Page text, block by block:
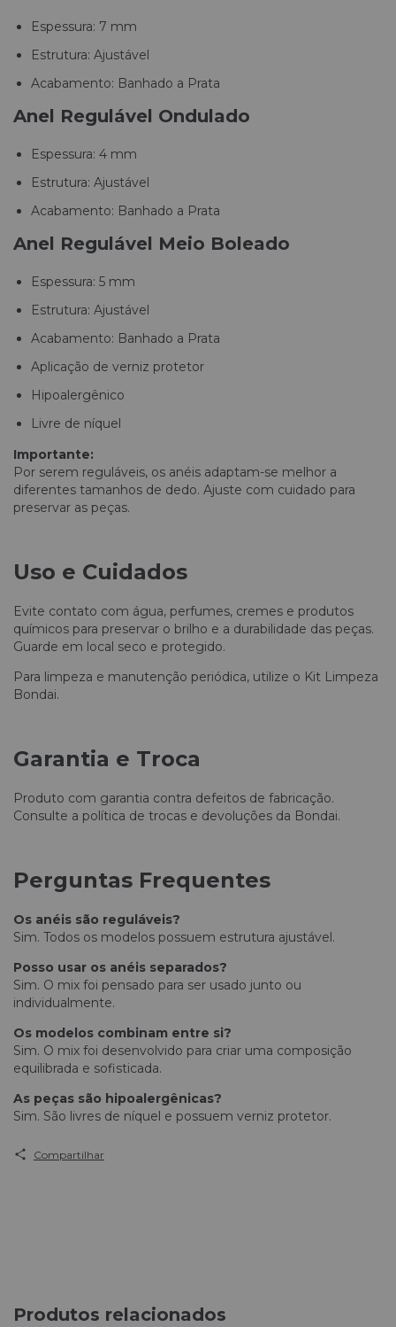
Espessura: 7 mm
Estrutura: Ajustável
Acabamento: Banhado a Prata
Anel Regulável Ondulado
Espessura: 4 mm
Estrutura: Ajustável
Acabamento: Banhado a Prata
Anel Regulável Meio Boleado
Espessura: 5 mm
Estrutura: Ajustável
Acabamento: Banhado a Prata
Aplicação de verniz protetor
Hipoalergênico
Livre de níquel
Importante:
Por serem reguláveis, os anéis adaptam-se melhor a
diferentes tamanhos de dedo. Ajuste com cuidado para
preservar as peças.
Uso e Cuidados
Evite contato com água, perfumes, cremes e produtos
químicos para preservar o brilho e a durabilidade das peças.
Guarde em local seco e protegido.
Para limpeza e manutenção periódica, utilize o Kit Limpeza
Bondai.
Garantia e Troca
Produto com garantia contra defeitos de fabricação.
Consulte a política de trocas e devoluções da Bondai.
Perguntas Frequentes
Os anéis são reguláveis?
Sim. Todos os modelos possuem estrutura ajustável.
Posso usar os anéis separados?
Sim. O mix foi pensado para ser usado junto ou
individualmente.
Os modelos combinam entre si?
Sim. O mix foi desenvolvido para criar uma composição
equilibrada e sofisticada.
As peças são hipoalergênicas?
Sim. São livres de níquel e possuem verniz protetor.
Compartilhar
Produtos relacionados